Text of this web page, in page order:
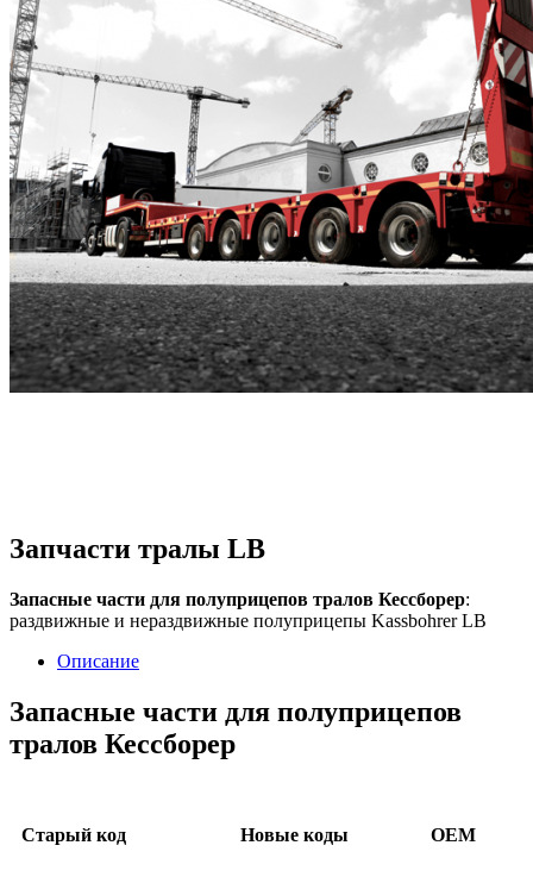
Запчасти тралы LB
Запасные части для полуприцепов тралов Кессборер:
раздвижные и нераздвижные полуприцепы Kassbohrer LB
Описание
Запасные части для полуприцепов
тралов Кессборер
Старый код Новые коды ОЕМ